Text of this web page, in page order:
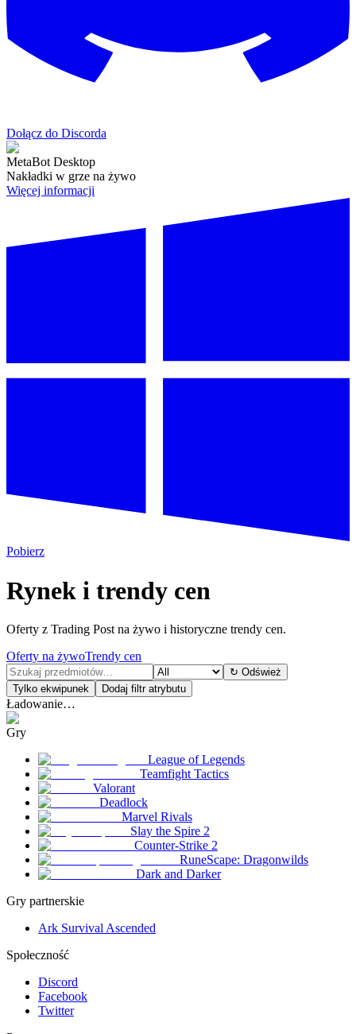
Dołącz do Discorda
MetaBot Desktop
Nakładki w grze na żywo
Więcej informacji
Pobierz
Rynek i trendy cen
Oferty z Trading Post na żywo i historyczne trendy cen.
Oferty na żywoTrendy cen
↻ Odśwież
Tylko ekwipunek
Dodaj filtr atrybutu
Ładowanie…
Gry
League of Legends
Teamfight Tactics
Valorant
Deadlock
Marvel Rivals
Slay the Spire 2
Counter-Strike 2
RuneScape: Dragonwilds
Dark and Darker
Gry partnerskie
Ark Survival Ascended
Społeczność
Discord
Facebook
Twitter